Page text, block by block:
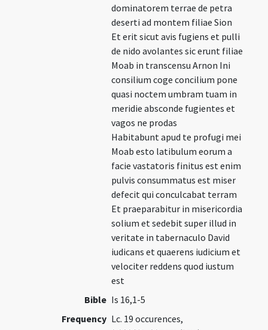
dominatorem terrae de petra
deserti ad montem filiae Sion
Et erit sicut avis fugiens et pulli
de nido avolantes sic erunt filiae
Moab in transcensu Arnon Ini
consilium coge concilium pone
quasi noctem umbram tuam in
meridie absconde fugientes et
vagos ne prodas
Habitabunt apud te profugi mei
Moab esto latibulum eorum a
facie vastatoris finitus est enim
pulvis consummatus est miser
defecit qui conculcabat terram
Et praeparabitur in misericordia
solium et sedebit super illud in
veritate in tabernaculo David
iudicans et quaerens iudicium et
velociter reddens quod iustum
est
Bible Is 16,1-5
Frequency Lc. 19 occurences,